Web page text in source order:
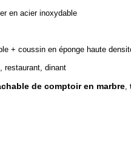
en acier inoxydable
+ coussin en éponge haute
restaurant, dinant
de comptoir en marbre,